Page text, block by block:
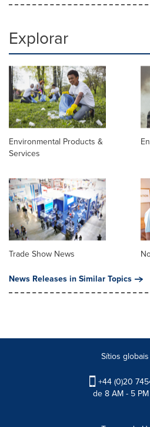
Explorar
Environmental Products &
Services
Trade Show News
News Releases in Similar Topics
Sítios globais
+44 (0)20
de 8 AM - 5